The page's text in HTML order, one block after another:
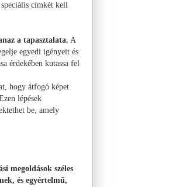
címkét kell
a tapasztalata. A
egyedi igényeit és
érdekében kutassa fel
hogy átfogó képet
lépések
be, amely
megoldások széles
és egyértelmű,